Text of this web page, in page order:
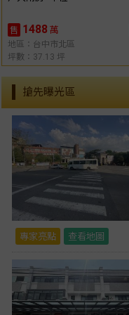
售 1488 萬
地區：台中市北區
坪數：37.13 坪
搶先曝光區
專家亮點 查看地圖